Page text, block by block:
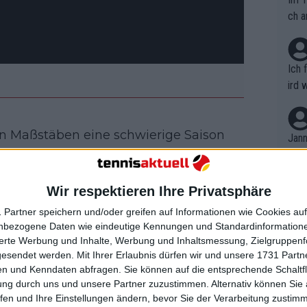
Wir respektieren Ihre Privatsphäre
Partner speichern und/oder greifen auf Informationen wie Cookies
Daten wie eindeutige Kennungen und
Werbung und Inhalte, Werbung und Inhaltsmessung,
werden. Mit Ihrer Erlaubnis dürfen wir und unsere 1731
und Kenndaten abfragen. Sie können auf die entsprechende
durch uns und unsere Partner zuzustimmen. Alternativ können Sie
und Ihre Einstellungen ändern, bevor Sie der Verarbeitung
Maßstäben eine schwierige Saison
konnte. Am Ende spielte er 65
beste Leistung in dieser Saison
im Finale gegen den amtierenden
in einem Fünf-Satz-Krimi mit 3:6,
und schnappt sich
ch
Ich
ird
r in
em
t,
B.
on
n
nt.